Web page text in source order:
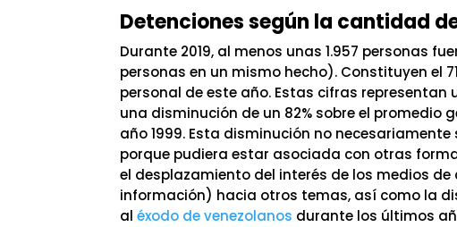
Detenciones según la cantidad
Durante 2019, al menos unas 1.957 personas
personas en un mismo hecho). Constituyen el
personal de este año. Estas cifras representan
una disminución de un 82% sobre el
año 1999. Esta disminución no
porque pudiera estar asociada con otras
el desplazamiento del interés de los medios
información) hacia otros temas, así como la
aléxodo de venezolanos durante los últimos